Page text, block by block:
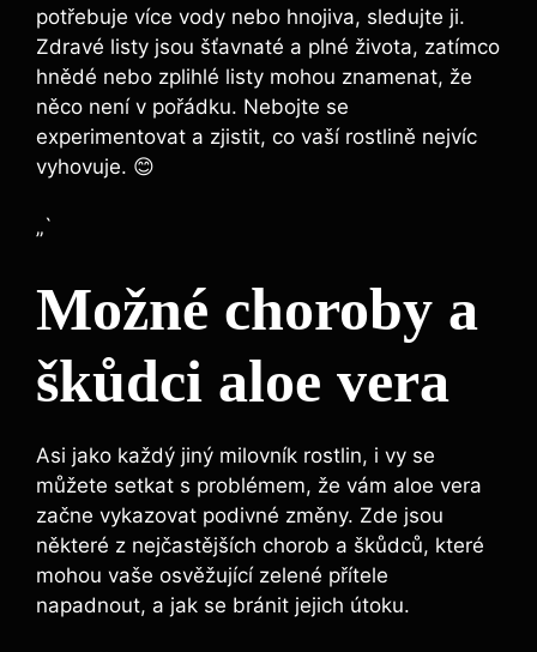
potřebuje více vody nebo hnojiva, sledujte ji.
Zdravé listy jsou šťavnaté a plné života, zatímco
hnědé nebo zplihlé listy mohou znamenat, že
něco není v pořádku. Nebojte se
experimentovat a zjistit, co vaší rostlině nejvíc
vyhovuje. 😊
„`
Možné choroby a
škůdci aloe vera
Asi jako každý jiný milovník rostlin, i vy se
můžete setkat s problémem, že vám aloe vera
začne vykazovat podivné změny. Zde jsou
některé z nejčastějších chorob a škůdců, které
mohou vaše osvěžující zelené přítele
napadnout, a jak se bránit jejich útoku.